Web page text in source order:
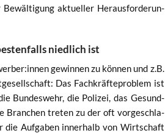
Bewäl­ti­gung aktu­el­ler Her­aus­for­de­run­
niedlich ist
gewin­nen zu kön­nen und z.B.
Das Fach­kräf­te­pro­blem ist
Bun­des­wehr, die Poli­zei, das Gesund­
Bran­chen tre­ten zu der oft vor­ge­schla­
die Auf­ga­ben inner­halb von Wirt­schaft